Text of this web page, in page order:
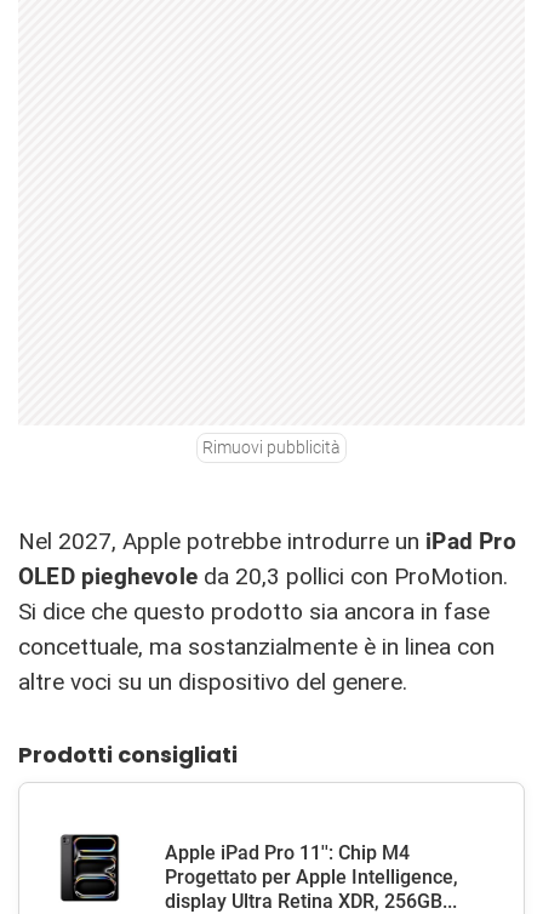
Rimuovi pubblicità
Nel 2027, Apple potrebbe introdurre un iPad Pro
OLED pieghevole da 20,3 pollici con ProMotion.
Si dice che questo prodotto sia ancora in fase
concettuale, ma sostanzialmente è in linea con
altre voci su un dispositivo del genere.
Prodotti consigliati
Apple iPad Pro 11'': Chip M4
Progettato per Apple Intelligence,
display Ultra Retina XDR, 256GB...